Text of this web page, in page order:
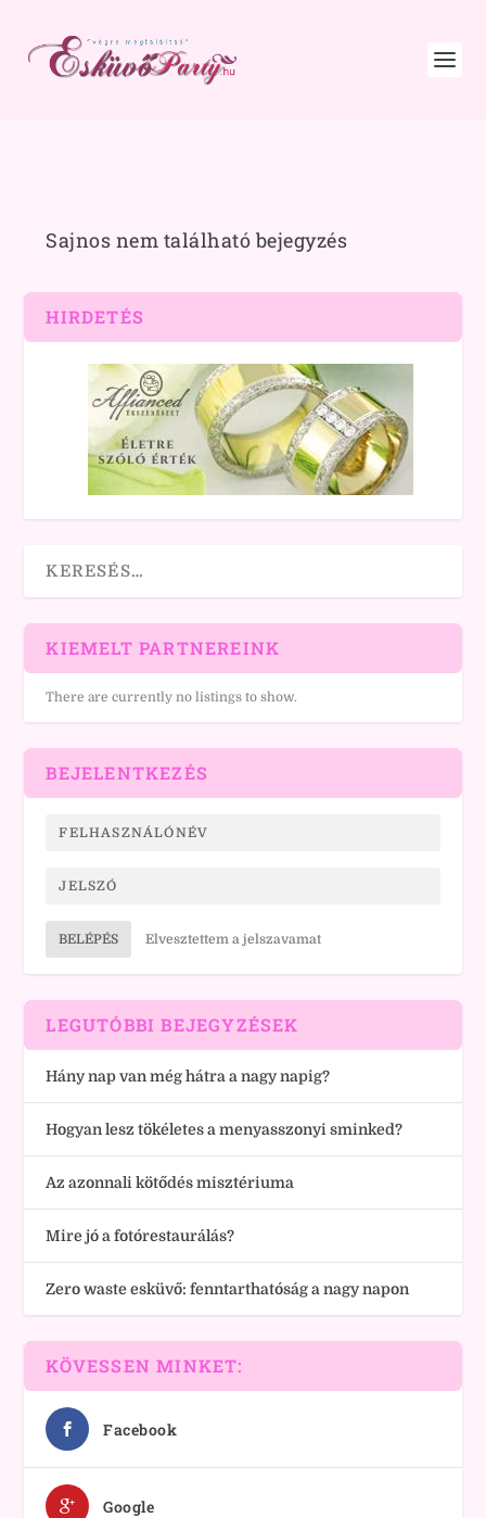
Sajnos nem található bejegyzés
HIRDETÉS
KIEMELT PARTNEREINK
There are currently no listings to show.
BEJELENTKEZÉS
BELÉPÉS Elvesztettem a jelszavamat
LEGUTÓBBI BEJEGYZÉSEK
Hány nap van még hátra a nagy napig?
Hogyan lesz tökéletes a menyasszonyi sminked?
Az azonnali kötődés misztériuma
Mire jó a fotórestaurálás?
Zero waste esküvő: fenntarthatóság a nagy napon
KÖVESSEN MINKET:
Facebook
Google